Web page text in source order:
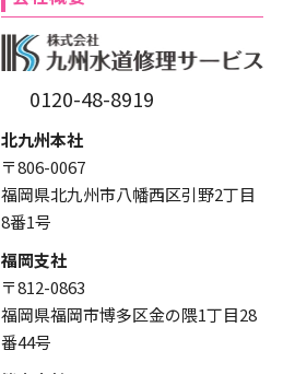
0120-48-8919
北九州本社
〒806-0067
福岡県北九州市八幡西区引野2丁目
8番1号
福岡支社
〒812-0863
福岡県福岡市博多区金の隈1丁目28
番44号